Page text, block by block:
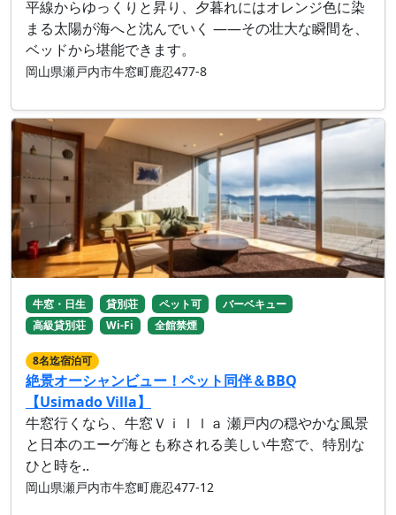
平線からゆっくりと昇り、夕暮れにはオレンジ色に染
まる太陽が海へと沈んでいく ——その壮大な瞬間を、
ベッドから堪能できます。
岡山県瀬戸内市牛窓町鹿忍477-8
牛窓・日生 貸別荘 ペット可
バーベキュー
高級貸別荘
Wi-Fi 全館禁煙
8名迄宿泊可
絶景オーシャンビュー！ペット同伴＆BBQ
【Usimado Villa】
牛窓行くなら、牛窓Ｖｉｌｌａ 瀬戸内の穏やかな風景
と日本のエーゲ海とも称される美しい牛窓で、特別な
ひと時を..
岡山県瀬戸内市牛窓町鹿忍477-12